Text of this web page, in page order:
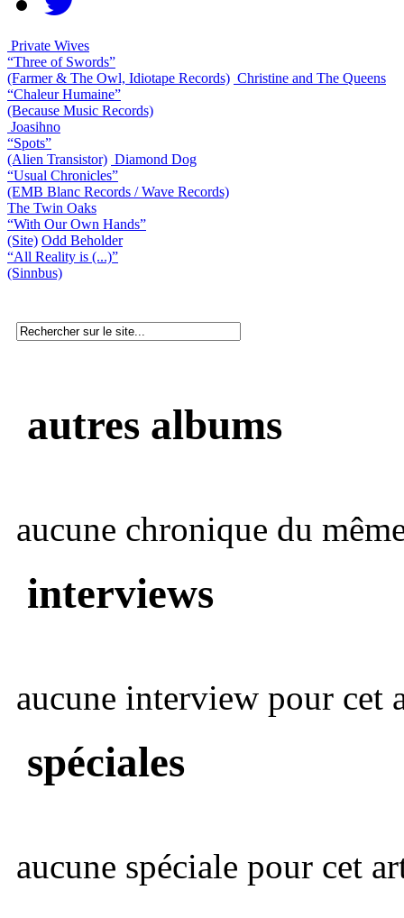
Private Wives
“Three of Swords”
(Farmer & The Owl, Idiotape Records) Christine and The Queens
“Chaleur Humaine”
(Because Music Records)
Joasihno
“Spots”
(Alien Transistor) Diamond Dog
“Usual Chronicles”
(EMB Blanc Records / Wave Records)
The Twin Oaks
“With Our Own Hands”
(Site) Odd Beholder
“All Reality is (...)”
(Sinnbus)
autres albums
aucune chronique du
interviews
aucune interview pour cet
spéciales
aucune spéciale pour cet